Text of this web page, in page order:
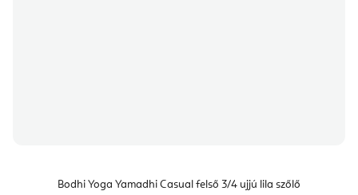
Bodhi Yoga Yamadhi Casual felső 3/4 ujjú lila szőlő